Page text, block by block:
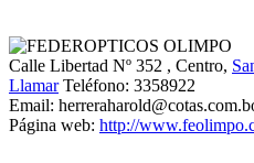
Calle Libertad Nº 352 , Centro,
Llamar Teléfono: 3358922
Email:
Página web: http://